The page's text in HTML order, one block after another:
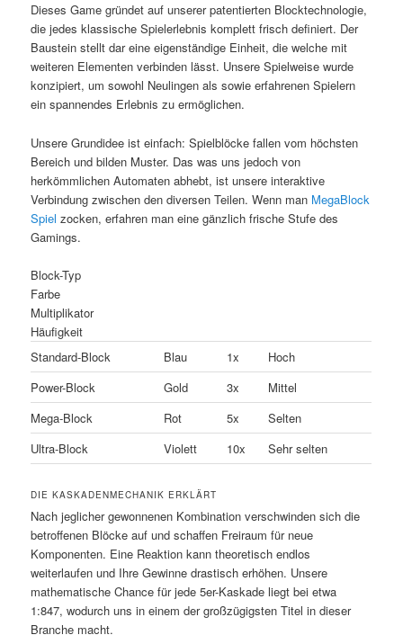
Dieses Game gründet auf unserer patentierten Blocktechnologie,
die jedes klassische Spielerlebnis komplett frisch definiert. Der
Baustein stellt dar eine eigenständige Einheit, die welche mit
weiteren Elementen verbinden lässt. Unsere Spielweise wurde
konzipiert, um sowohl Neulingen als sowie erfahrenen Spielern
ein spannendes Erlebnis zu ermöglichen.
Unsere Grundidee ist einfach: Spielblöcke fallen vom höchsten
Bereich und bilden Muster. Das was uns jedoch von
herkömmlichen Automaten abhebt, ist unsere interaktive
Verbindung zwischen den diversen Teilen. Wenn man MegaBlock
Spiel zocken, erfahren man eine gänzlich frische Stufe des
Gamings.
Block-Typ
Farbe
Multiplikator
Häufigkeit
Standard-Block
Blau 1x
Hoch
Power-Block
Gold 3x
Mittel
Mega-Block
Rot 5x
Selten
Ultra-Block
Violett 10x Sehr selten
DIE KASKADENMECHANIK ERKLÄRT
Nach jeglicher gewonnenen Kombination verschwinden sich die
betroffenen Blöcke auf und schaffen Freiraum für neue
Komponenten. Eine Reaktion kann theoretisch endlos
weiterlaufen und Ihre Gewinne drastisch erhöhen. Unsere
mathematische Chance für jede 5er-Kaskade liegt bei etwa
1:847, wodurch uns in einem der großzügigsten Titel in dieser
Branche macht.